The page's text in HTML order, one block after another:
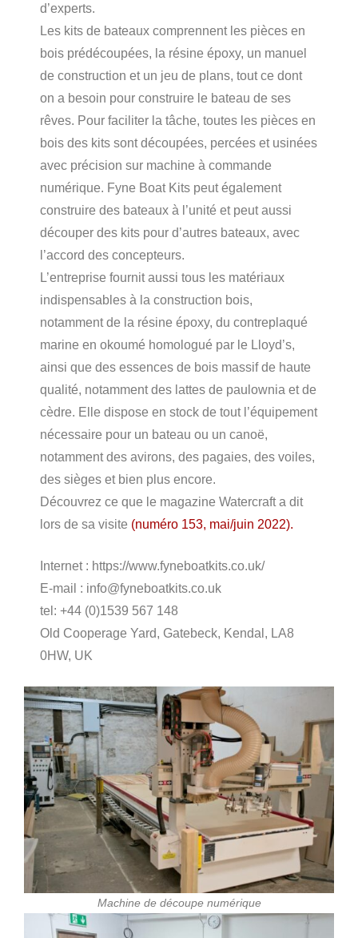
d’experts.
Les kits de bateaux comprennent les pièces en
bois prédécoupées, la résine époxy, un manuel
de construction et un jeu de plans, tout ce dont
on a besoin pour construire le bateau de ses
rêves. Pour faciliter la tâche, toutes les pièces en
bois des kits sont découpées, percées et usinées
avec précision sur machine à commande
numérique. Fyne Boat Kits peut également
construire des bateaux à l’unité et peut aussi
découper des kits pour d’autres bateaux, avec
l’accord des concepteurs.
L’entreprise fournit aussi tous les matériaux
indispensables à la construction bois,
notamment de la résine époxy, du contreplaqué
marine en okoumé homologué par le Lloyd’s,
ainsi que des essences de bois massif de haute
qualité, notamment des lattes de paulownia et de
cèdre. Elle dispose en stock de tout l’équipement
nécessaire pour un bateau ou un canoë,
notamment des avirons, des pagaies, des voiles,
des sièges et bien plus encore.
Découvrez ce que le magazine Watercraft a dit
lors de sa visite (numéro 153, mai/juin 2022).
Internet : https://www.fyneboatkits.co.uk/
E-mail : info@fyneboatkits.co.uk
tel: +44 (0)1539 567 148
Old Cooperage Yard, Gatebeck, Kendal, LA8
0HW, UK
Machine de découpe numérique